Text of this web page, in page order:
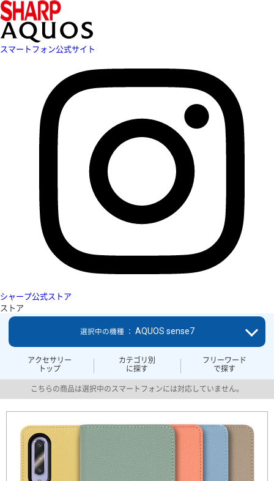
スマートフォン公式サイト
シャープ公式ストア
ストア
アクセサリー
トップ
カテゴリ別
に探す
フリーワード
で探す
選択中の機種 ： AQUOS sense7
こちらの商品は選択中のスマートフォンには対応していません。